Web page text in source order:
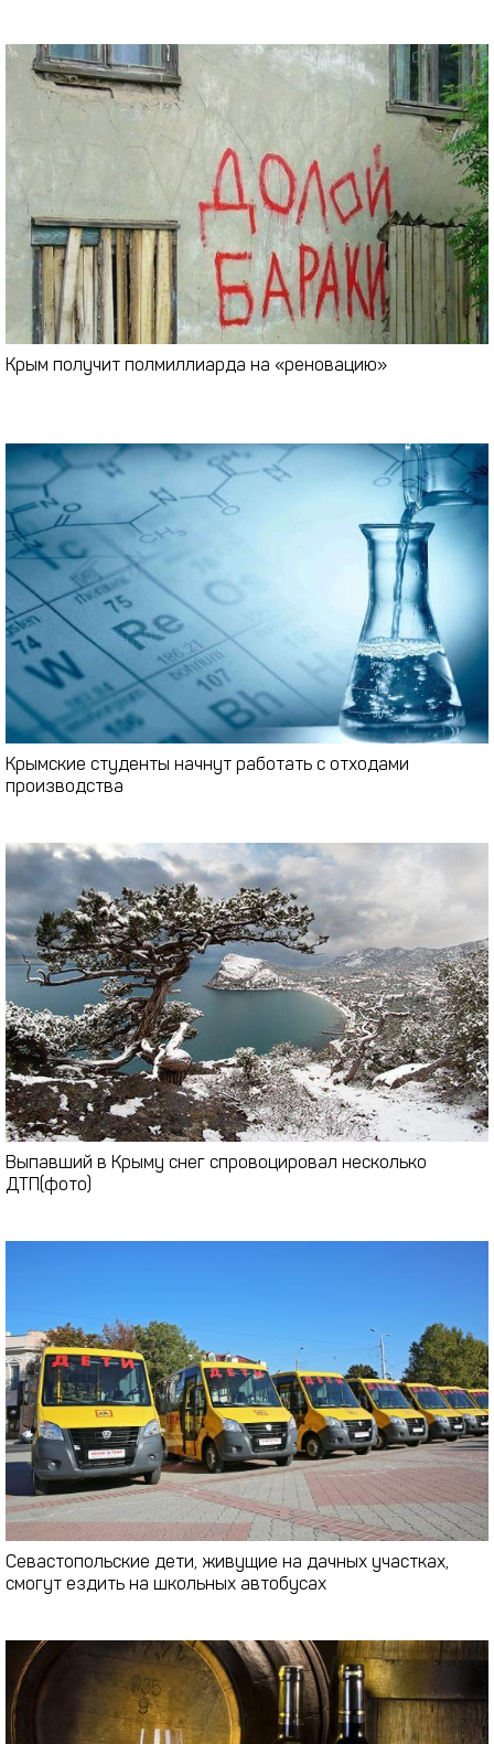
Крым получит полмиллиарда на «реновацию»
Крымские студенты начнут работать с отходами
производства
Выпавший в Крыму снег спровоцировал несколько
ДТП(фото)
Севастопольские дети, живущие на дачных участках,
смогут ездить на школьных автобусах